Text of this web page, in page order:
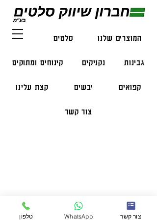
המוצרים שלנו סלטים דגים
גבינות נקניקים קינוחים ומתוקים
קפואים יבשים קצת עלינו
צור קשר
הזמנות בווצאפ:
050-47-57-365
051-296-2006
טלפון WhatsApp צור קשר